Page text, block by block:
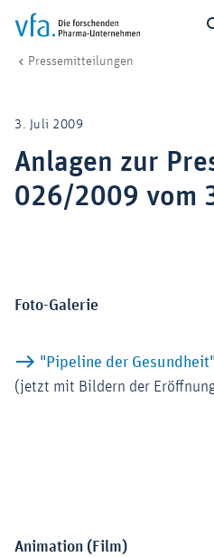
Forschung & Entwicklung
Gesundheit & Versorgung
Wirtschaft & Standort
Digitalisierung & KI
Mitglied werden!
Pressemitteilungen
3. Juli 2009
Anlagen zur
026/2009 vom
Foto-Galerie
"Pipeline der Gesundheit"
(jetzt mit Bildern der
Animation (Film)